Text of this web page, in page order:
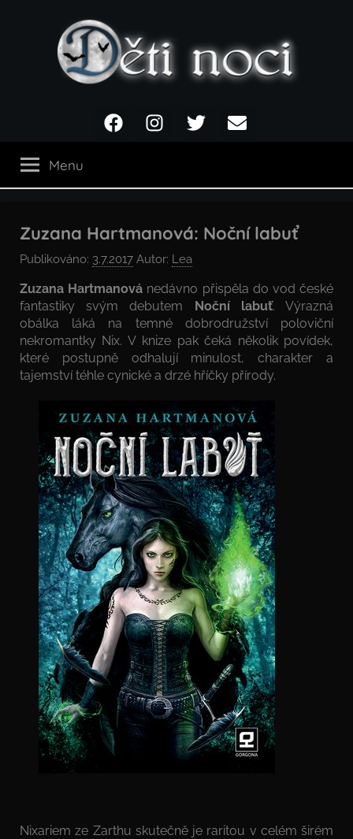
noci
FacebookInstagramTwitter Email
Menu
Zuzana Hartmanová: Noční labuť
Publikováno: 3.7.2017 Autor: Lea
Zuzana Hartmanová nedávno přispěla do vod české
fantastiky svým debutem Noční labuť. Výrazná
obálka láká na temné dobrodružství poloviční
nekromantky Nix. V knize pak čeká několik povídek,
které postupně odhalují minulost, charakter a
tajemství téhle cynické a drzé hříčky přírody.
Nixariem ze Zarthu skutečně je raritou v celém širém